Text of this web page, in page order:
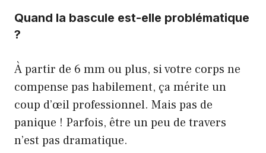
Quand la bascule est-elle problématique
?
À partir de 6 mm ou plus, si votre corps ne
compense pas habilement, ça mérite un
coup d’œil professionnel. Mais pas de
panique ! Parfois, être un peu de travers
n’est pas dramatique.